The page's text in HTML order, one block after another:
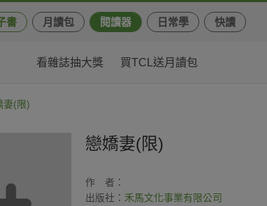
書 月讀包 閱讀器 日常學 快讀
看雜誌抽大獎 買TCL送月讀包
妻(限)
戀嬌妻(限)
作
者：
出版社： 禾馬文化事業有限公司